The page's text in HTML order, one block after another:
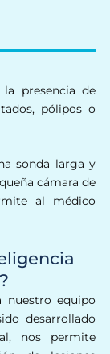
presencia de
pólipos o
sonda larga y
cámara de
al médico
nuestro equipo
desarrollado
nos permite